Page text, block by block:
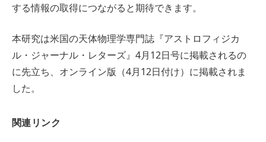
する情報の取得につながると期待できます。
本研究は米国の天体物理学専門誌『アストロフィジカ
ル・ジャーナル・レターズ』4月12日号に掲載されるの
に先立ち、オンライン版（4月12日付け）に掲載されま
した。
関連リンク